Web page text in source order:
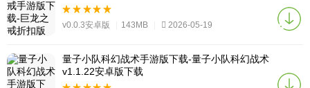
v0.0.3安卓版 143MB 2026-05-19
量子小队科幻战术手游版下载-量子小队科幻战术
v1.1.22安卓版下载